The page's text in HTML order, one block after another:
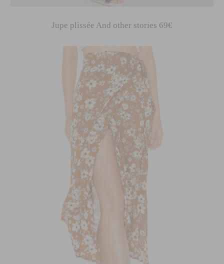
Jupe plissée And other stories 69€